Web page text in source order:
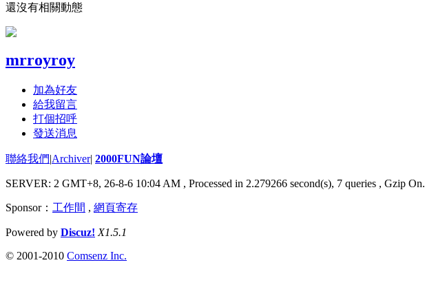
還沒有相關動態
mrroyroy
加為好友
給我留言
打個招呼
發送消息
聯絡我們|Archiver| 2000FUN論壇
SERVER: 2 GMT+8, 26-8-6 10:04 AM , Processed in 2.279266 second(s), 7 queries , Gzip On.
Sponsor： 工作間 , 網頁寄存
Powered by Discuz! X1.5.1
© 2001-2010 Comsenz Inc.